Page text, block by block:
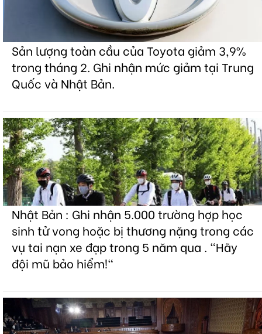
Sản lượng toàn cầu của Toyota giảm 3,9%
trong tháng 2. Ghi nhận mức giảm tại Trung
Quốc và Nhật Bản.
Nhật Bản : Ghi nhận 5.000 trường hợp học
sinh tử vong hoặc bị thương nặng trong các
vụ tai nạn xe đạp trong 5 năm qua . "Hãy
đội mũ bảo hiểm!"